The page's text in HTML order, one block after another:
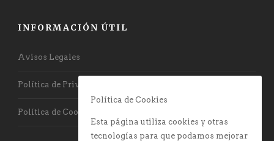
INFORMACIÓN ÚTIL
Avisos Legales
Política de Privacidad
Política de Cookies
Política de Cookies
Esta página utiliza cookies y otras
tecnologías para que podamos mejorar